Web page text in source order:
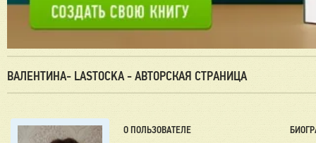
ВАЛЕНТИНА- LASTOCKA - АВТОРСКАЯ СТРАНИЦА
О ПОЛЬЗОВАТЕЛЕ